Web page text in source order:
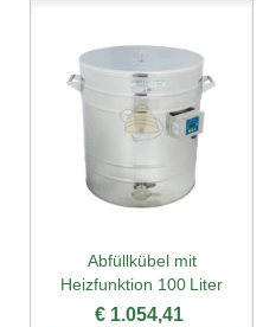
Abfüllkübel mit
Heizfunktion 100 Liter
€ 1.054,41